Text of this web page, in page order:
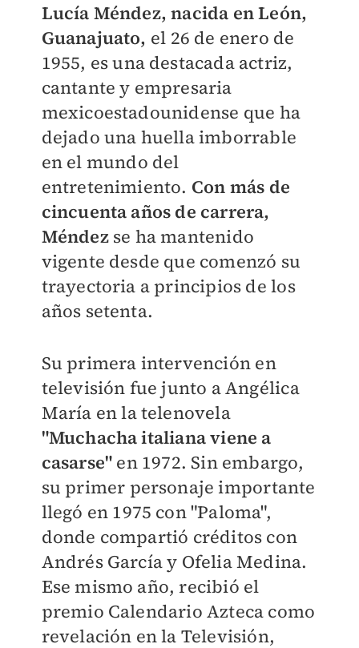
Lucía Méndez, nacida en León,
Guanajuato, el 26 de enero de
1955, es una destacada actriz,
cantante y empresaria
mexicoestadounidense que ha
dejado una huella imborrable
en el mundo del
entretenimiento. Con más de
cincuenta años de carrera,
Méndez se ha mantenido
vigente desde que comenzó su
trayectoria a principios de los
años setenta.
Su primera intervención en
televisión fue junto a Angélica
María en la telenovela
"Muchacha italiana viene a
casarse" en 1972. Sin embargo,
su primer personaje importante
llegó en 1975 con "Paloma",
donde compartió créditos con
Andrés García y Ofelia Medina.
Ese mismo año, recibió el
premio Calendario Azteca como
revelación en la Televisión,